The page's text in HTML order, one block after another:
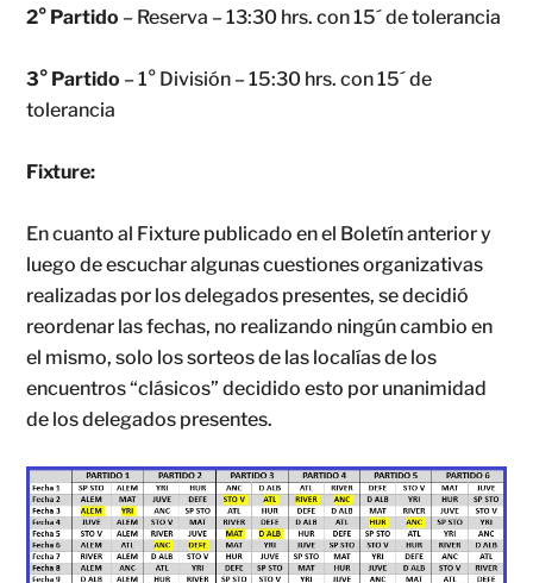
2° Partido – Reserva – 13:30 hrs. con 15´ de tolerancia
3° Partido – 1° División – 15:30 hrs. con 15´ de
tolerancia
Fixture:
En cuanto al Fixture publicado en el Boletín anterior y
luego de escuchar algunas cuestiones organizativas
realizadas por los delegados presentes, se decidió
reordenar las fechas, no realizando ningún cambio en
el mismo, solo los sorteos de las localías de los
encuentros “clásicos” decidido esto por unanimidad
de los delegados presentes.